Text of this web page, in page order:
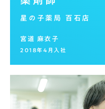
星の子薬局 百石店
宮道 麻衣子
2018年4月入社